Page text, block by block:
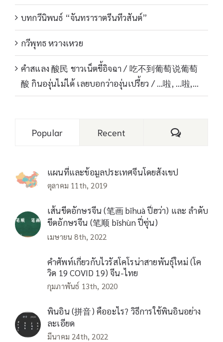
บทกวีนิพนธ์ “จันทราราตรีนทีวสันต์”
กวีพุทธ หวางเหวย
คำสแลง 酸民 ชาวเน็ตขี้อิจฉา / 吃不到葡萄说葡萄
酸 กินองุ่นไม่ได้ เลยบอกว่าองุ่นเปรี้ยว / …啦, …啦,…
Popular Recent Comments
แผนที่และข้อมูลประเทศจีนโดยสังเขป
ตุลาคม 11th, 2019
เส้นขีดอักษรจีน (笔画 bǐhuà ปี่ฮว่า) และ ลำดับ
ขีดอักษรจีน (笔顺 bǐshùn ปี่ซุ่น)
เมษายน 8th, 2022
คำศัพท์เกี่ยวกับไวรัสโคโรน่าสายพันธุ์ใหม่ (โค
วิด 19 COVID 19) จีน-ไทย
กุมภาพันธ์ 13th, 2020
พินอิน (拼音) คืออะไร? วิธีการใช้พินอินอย่าง
ละเอียด
มีนาคม 24th, 2022